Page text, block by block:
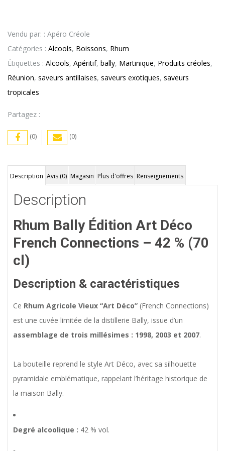
Vendu par: : Apéro Créole
Catégories : Alcools, Boissons, Rhum
Étiquettes : Alcools, Apéritif, bally, Martinique, Produits créoles,
Réunion, saveurs antillaises, saveurs exotiques, saveurs
tropicales
Partagez :
(0) (0)
Description Avis (0) Magasin Plus d'offres Renseignements
Description
Rhum Bally Édition Art Déco
French Connections – 42 % (70
cl)
Description & caractéristiques
Ce Rhum Agricole Vieux “Art Déco” (French Connections)
est une cuvée limitée de la distillerie Bally, issue d’un
assemblage de trois millésimes : 1998, 2003 et 2007.
La bouteille reprend le style Art Déco, avec sa silhouette
pyramidale emblématique, rappelant l’héritage historique de
la maison Bally.
Degré alcoolique : 42 % vol.